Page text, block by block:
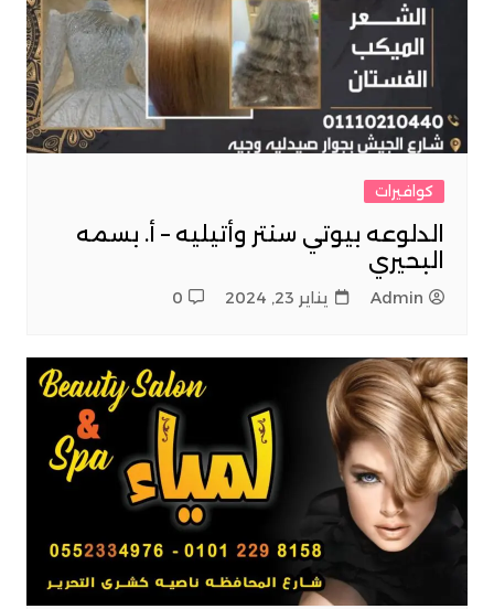
كوافيرات
الدلوعه بيوتي سنتر وأتيليه – أ. بسمه
البحيري
Admin يناير 23, 2024 0